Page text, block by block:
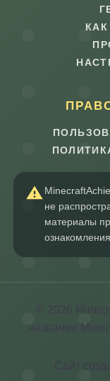
не
материалы
© 2026
названия
Сайт